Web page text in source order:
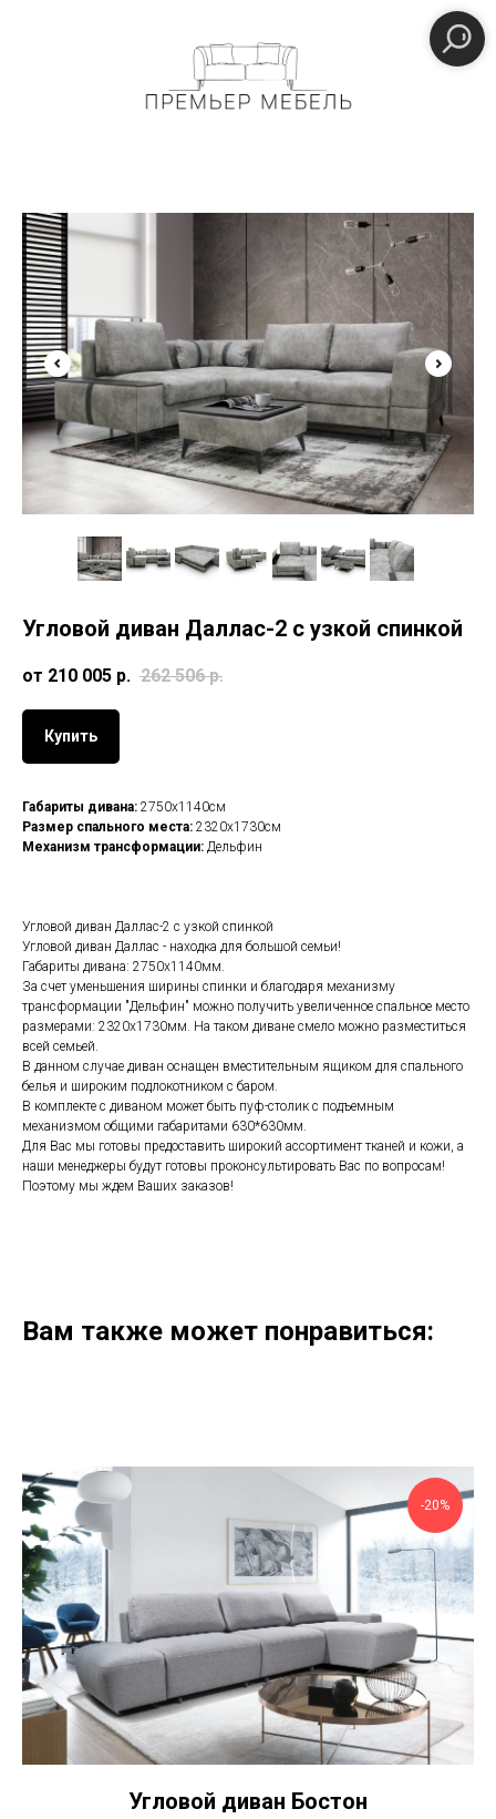
Угловой диван Даллас-2 с узкой спинкой
от 210 005 р. 262 506 р.
Купить
Габариты дивана: 2750х1140см
Размер спального места: 2320х1730см
Механизм трансформации: Дельфин
Угловой диван Даллас-2 с узкой спинкой
Угловой диван Даллас - находка для большой семьи!
Габариты дивана: 2750х1140мм.
За счет уменьшения ширины спинки и благодаря механизму
трансформации "Дельфин" можно получить увеличенное спальное место
размерами: 2320х1730мм. На таком диване смело можно разместиться
всей семьей.
В данном случае диван оснащен вместительным ящиком для спального
белья и широким подлокотником с баром.
В комплекте с диваном может быть пуф-столик с подъемным
механизмом общими габаритами 630*630мм.
Для Вас мы готовы предоставить широкий ассортимент тканей и кожи, а
наши менеджеры будут готовы проконсультировать Вас по вопросам!
Поэтому мы ждем Ваших заказов!
Вам также может понравиться:
-20%
Угловой диван Бостон